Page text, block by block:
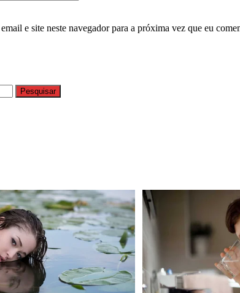
e site neste navegador para a próxima vez que eu